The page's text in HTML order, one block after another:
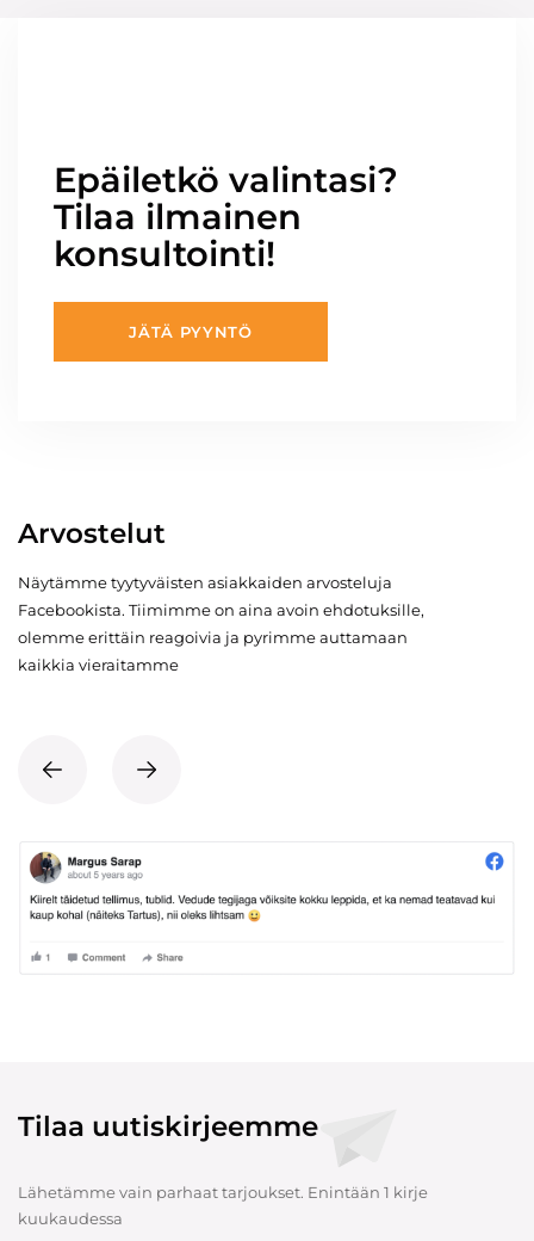
Epäiletkö valintasi?
Tilaa ilmainen
konsultointi!
JÄTÄ PYYNTÖ
Arvostelut
Näytämme tyytyväisten asiakkaiden arvosteluja
Facebookista. Tiimimme on aina avoin ehdotuksille,
olemme erittäin reagoivia ja pyrimme auttamaan
kaikkia vieraitamme
Tilaa uutiskirjeemme
Lähetämme vain parhaat tarjoukset. Enintään 1 kirje
kuukaudessa